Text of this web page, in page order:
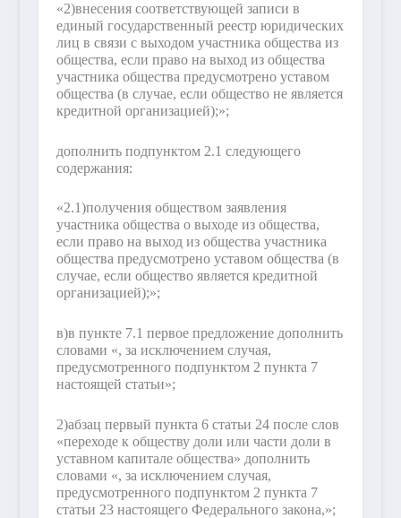
«2)внесения соответствующей записи в
единый государственный реестр юридических
лиц в связи с выходом участника общества из
общества, если право на выход из общества
участника общества предусмотрено уставом
общества (в случае, если общество не является
кредитной организацией);»;
дополнить подпунктом 2.1 следующего
содержания:
«2.1)получения обществом заявления
участника общества о выходе из общества,
если право на выход из общества участника
общества предусмотрено уставом общества (в
случае, если общество является кредитной
организацией);»;
в)в пункте 7.1 первое предложение дополнить
словами «, за исключением случая,
предусмотренного подпунктом 2 пункта 7
настоящей статьи»;
2)абзац первый пункта 6 статьи 24 после слов
«переходе к обществу доли или части доли в
уставном капитале общества» дополнить
словами «, за исключением случая,
предусмотренного подпунктом 2 пункта 7
статьи 23 настоящего Федерального закона,»;